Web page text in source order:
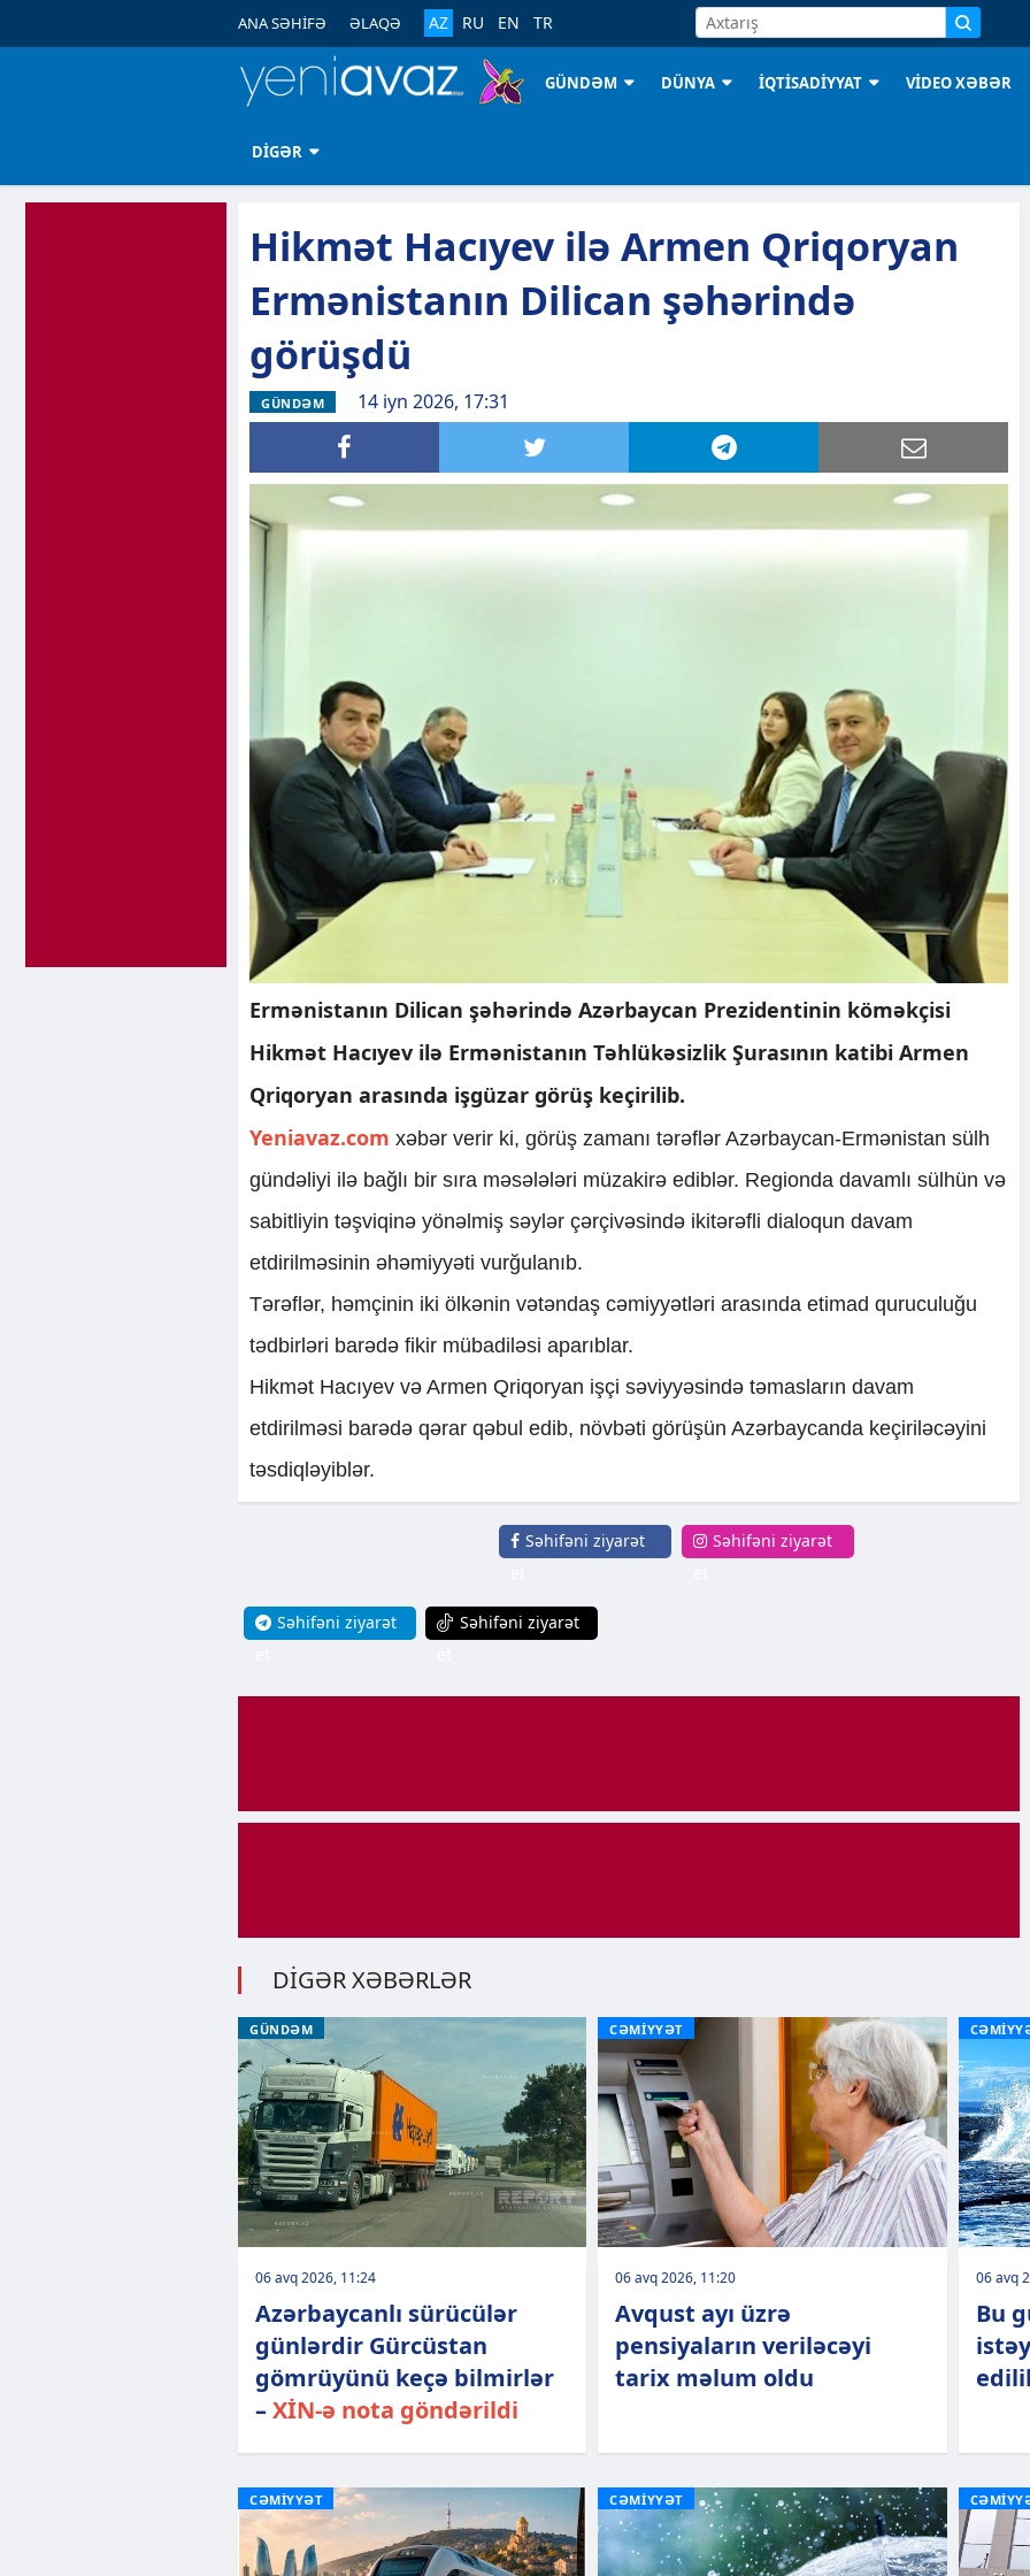
ANA SƏHİFƏ ƏLAQƏ AZ RU EN TR
GÜNDƏM DÜNYA İQTİSADİYYAT VİDEO XƏBƏR
DİGƏR
Hikmət Hacıyev ilə Armen Qriqoryan
Ermənistanın Dilican şəhərində
görüşdü
GÜNDƏM 14 iyn 2026, 17:31
Ermənistanın Dilican şəhərində Azərbaycan Prezidentinin köməkçisi
Hikmət Hacıyev ilə Ermənistanın Təhlükəsizlik Şurasının katibi Armen
Qriqoryan arasında işgüzar görüş keçirilib.
Yeniavaz.com xəbər verir ki, görüş zamanı tərəflər Azərbaycan-Ermənistan sülh
gündəliyi ilə bağlı bir sıra məsələləri müzakirə ediblər. Regionda davamlı sülhün və
sabitliyin təşviqinə yönəlmiş səylər çərçivəsində ikitərəfli dialoqun davam
etdirilməsinin əhəmiyyəti vurğulanıb.
Tərəflər, həmçinin iki ölkənin vətəndaş cəmiyyətləri arasında etimad quruculuğu
tədbirləri barədə fikir mübadiləsi aparıblar.
Hikmət Hacıyev və Armen Qriqoryan işçi səviyyəsində təmasların davam
etdirilməsi barədə qərar qəbul edib, növbəti görüşün Azərbaycanda keçiriləcəyini
təsdiqləyiblər.
Səhifəni ziyarət
Səhifəni ziyarət
Səhifəni ziyarət
Səhifəni ziyarət
DİGƏR XƏBƏRLƏR
GÜNDƏM
06 avq 2026, 11:24
Azərbaycanlı sürücülər
günlərdir Gürcüstan
gömrüyünü keçə bilmirlər
–XİN-ə nota göndərildi
CƏMİYYƏT
06 avq 2026, 11:20
Avqust ayı üzrə
pensiyaların veriləcəyi
tarix məlum oldu
06 avq
Bu
CƏMİYYƏT CƏMİYYƏT